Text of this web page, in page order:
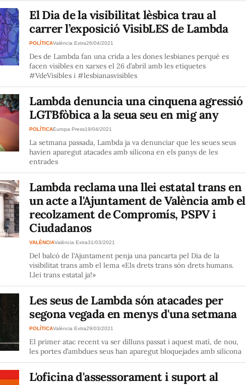
El Dia de la visibilitat lèsbica trau al
carrer l’exposició VisibLES de Lambda
POLÍTICAValència Extra26/04/2021
Des de Lambda fan una crida a les dones lesbianes perquè es
facen visibles en xarxes el 26 d’abril amb les etiquetes
#VdeVisibles i #lesbianasvisibles
Lambda denuncia una cinquena agressió
LGTBfòbica a la seua seu en mig any
POLÍTICAEuropa Press19/04/2021
La setmana passada, Lambda ja va denunciar que les seues seus
havien aparegut atacades amb silicona en els panys de les
entrades
Lambda reclama una llei estatal trans en
un acte a l'Ajuntament de València amb el
recolzament de Compromís, PSPV i
Ciudadanos
VALÈNCIAValència Extra31/03/2021
Del balcó de l'Ajuntament penja una pancarta pel Dia de la
visibilitat trans amb el lema «Els drets trans són drets humans.
Llei trans estatal ja!»
Les seus de Lambda són atacades per
segona vegada en menys d'una setmana
POLÍTICAValència Extra29/03/2021
El primer atac recent va ser dilluns passat i aquest matí, de nou,
les portes d’ambdues seus han aparegut bloquejades amb silicona
L'oficina d'assessorament i suport al